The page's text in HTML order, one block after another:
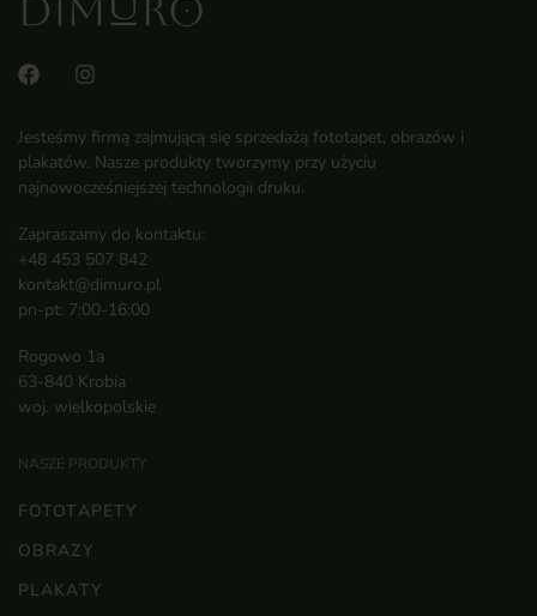
Jesteśmy firmą zajmującą się sprzedażą fototapet, obrazów i
plakatów. Nasze produkty tworzymy przy użyciu
najnowocześniejszej technologii druku.
Zapraszamy do kontaktu:
+48 453 507 842
kontakt@dimuro.pl
pn-pt: 7:00-16:00
Rogowo 1a
63-840 Krobia
woj. wielkopolskie
NASZE PRODUKTY
FOTOTAPETY
OBRAZY
PLAKATY